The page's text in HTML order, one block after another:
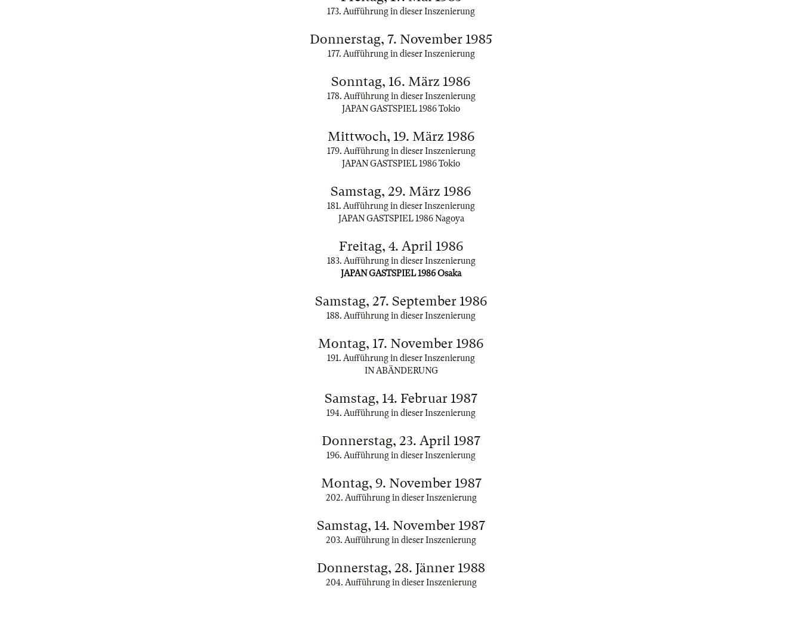
173. Aufführung in dieser Inszenierung
Donnerstag, 7. November 1985
177. Aufführung in dieser Inszenierung
Sonntag, 16. März 1986
178. Aufführung in dieser Inszenierung
JAPAN GASTSPIEL 1986 Tokio
Mittwoch, 19. März 1986
179. Aufführung in dieser Inszenierung
JAPAN GASTSPIEL 1986 Tokio
Samstag, 29. März 1986
181. Aufführung in dieser Inszenierung
JAPAN GASTSPIEL 1986 Nagoya
Freitag, 4. April 1986
183. Aufführung in dieser Inszenierung
JAPAN GASTSPIEL 1986 Osaka
Samstag, 27. September 1986
188. Aufführung in dieser Inszenierung
Montag, 17. November 1986
191. Aufführung in dieser Inszenierung
IN ABÄNDERUNG
Samstag, 14. Februar 1987
194. Aufführung in dieser Inszenierung
Donnerstag, 23. April 1987
196. Aufführung in dieser Inszenierung
Montag, 9. November 1987
202. Aufführung in dieser Inszenierung
Samstag, 14. November 1987
203. Aufführung in dieser Inszenierung
Donnerstag, 28. Jänner 1988
204. Aufführung in dieser Inszenierung